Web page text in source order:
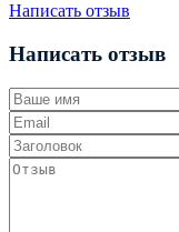
Написать отзыв
Написать отзыв